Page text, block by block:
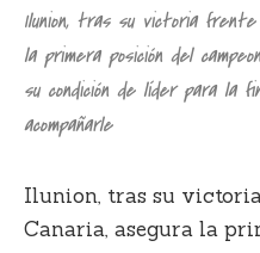
Ilunion, tras su victoria frente
la primera posición del
su condición de líder para la
acompañarle
Ilunion, tras su
Canaria, asegura la